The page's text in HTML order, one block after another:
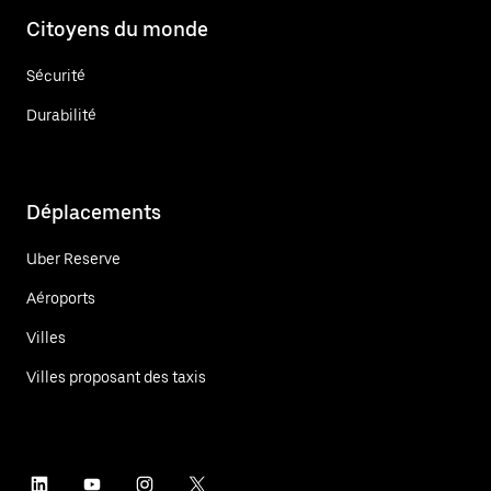
Citoyens du monde
Sécurité
Durabilité
Déplacements
Uber Reserve
Aéroports
Villes
Villes proposant des taxis